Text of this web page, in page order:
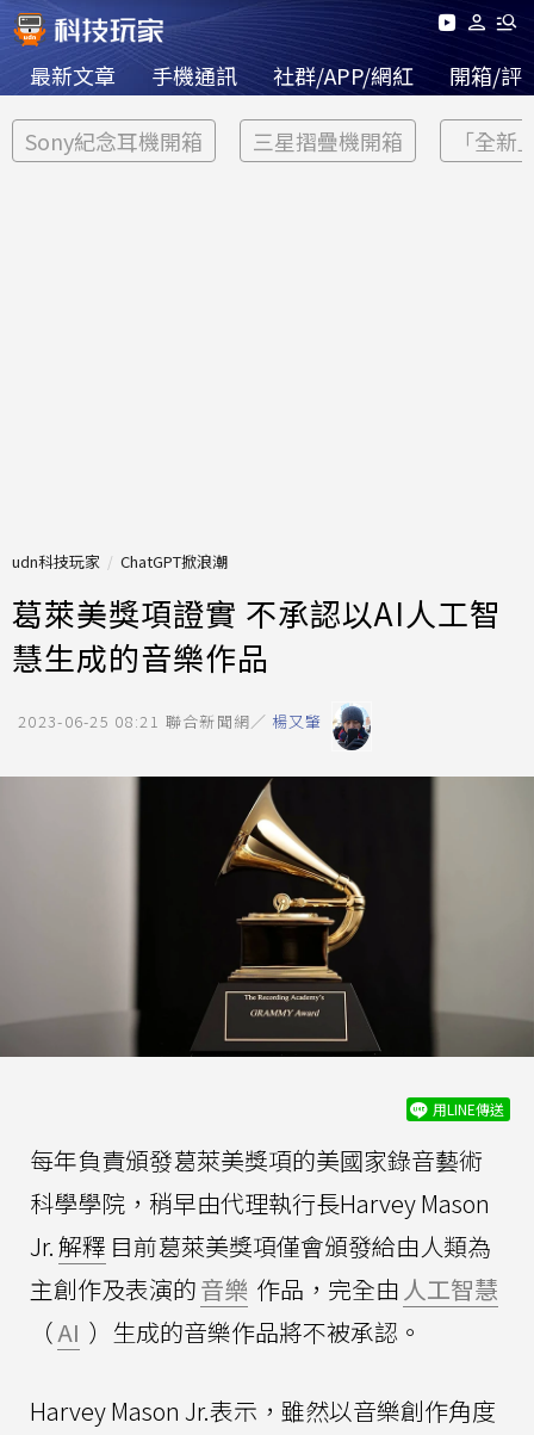
最新文章 手機通訊 社群/APP/網紅 開箱/評
Sony紀念耳機開箱 三星摺疊機開箱 「全新
udn科技玩家 ChatGPT掀浪潮
葛萊美獎項證實 不承認以AI人工智
慧生成的音樂作品
2023-06-25 08:21 聯合新聞網／ 楊又肇
用LINE傳送
每年負責頒發葛萊美獎項的美國家錄音藝術
科學學院，稍早由代理執行長Harvey Mason
Jr.解釋 目前葛萊美獎項僅會頒發給由人類為
主創作及表演的音樂 作品，完全由 人工智慧
（AI ）生成的音樂作品將不被承認。
Harvey Mason Jr.表示，雖然以音樂創作角度